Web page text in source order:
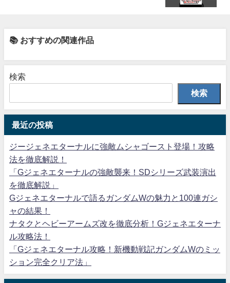
📚 おすすめの関連作品
検索
検索
最近の投稿
ジージェネエターナルに強敵ムシャゴースト登場！攻略
法を徹底解説！
「Gジェネエターナルの強敵襲来！SDシリーズ武装演出
を徹底解説」
Gジェネエターナルで語るガンダムWの魅力と100連ガシ
ャの結果！
ナタクとヘビーアームズ改を徹底分析！Gジェネエターナ
ル攻略法！
「Gジェネエターナル攻略！新機動戦記ガンダムWのミッ
ション完全クリア法」